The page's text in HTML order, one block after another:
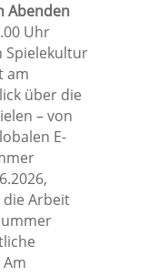
Abenden
Uhr
Spielekultur
am
über die
– von
E-
Arbeit